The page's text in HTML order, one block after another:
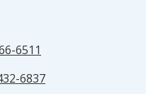
6511
6837